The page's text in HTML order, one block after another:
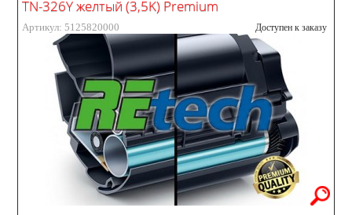
TN-326Y желтый (3,5K) Premium
Артикул: 5125820000 Доступен к заказу